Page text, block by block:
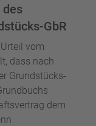
des
GbR
vom
dass nach
Grundstücks-
dem